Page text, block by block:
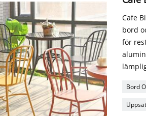
Cafe
bord
för
Bord